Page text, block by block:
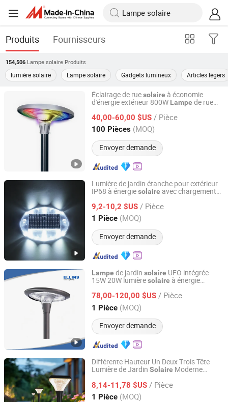
Produits Fournisseurs
154,506 Lampe solaire Produits
lumière solaire Lampe solaire Gadgets lumineux Articles légers
Éclairage de ruesolaire à économie
d'énergie extérieur 800W Lampe de rue
40,00-60,00 $US / Pièce
100 Pièces (MOQ)
Envoyer demande
Jiangsu Shixin Electric Group Co., Ltd.
Jiangsu, China Depuis 2013
Lumière de jardin étanche pour extérieur
IP68 à énergiesolaire avec chargement
sous-sol, piscine souterraine, sous-marine
9,2-10,2 $US / Pièce
1 Pièce (MOQ)
Envoyer demande
Shenzhen Sroada Tech Co., Limited
Guangdong, China Depuis 2022
Lampe de jardin solaire UFO intégrée
15W 20W lumièresolaire à énergie
78,00-120,00 $US / Pièce
1 Pièce (MOQ)
Envoyer demande
Ellins Optoelectronics Co., Limited
Guangdong, China Depuis 2017
Différente Hauteur Un Deux Trois Tête
Lumière de Jardin Solaire Moderne
Paysager Lumière de Jardin LED
8,14-11,78 $US / Pièce
1 Pièce (MOQ)
Sichuan Laihong Zhixin Lighting Technology Co., Ltd.
Sichuan, China Depuis 2025